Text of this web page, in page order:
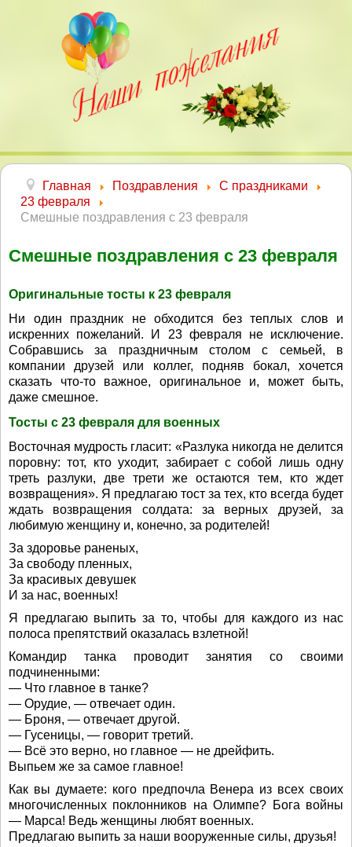
Главная Поздравления
С праздниками
23 февраля
Смешные поздравления с 23 февраля
Смешные поздравления с 23 февраля
Оригинальные тосты к 23 февраля
Ни один праздник не обходится без теплых слов и
искренних пожеланий. И 23 февраля не исключение.
Собравшись за праздничным столом с семьей, в
компании друзей или коллег, подняв бокал, хочется
сказать что-то важное, оригинальное и, может быть,
даже смешное.
Тосты с 23 февраля для военных
Восточная мудрость гласит: «Разлука никогда не делится
поровну: тот, кто уходит, забирает с собой лишь одну
треть разлуки, две трети же остаются тем, кто ждет
возвращения». Я предлагаю тост за тех, кто всегда будет
ждать возвращения солдата: за верных друзей, за
любимую женщину и, конечно, за родителей!
За здоровье раненых,
За свободу пленных,
За красивых девушек
И за нас, военных!
Я предлагаю выпить за то, чтобы для каждого из нас
полоса препятствий оказалась взлетной!
Командир танка проводит занятия со своими
подчиненными:
— Что главное в танке?
— Орудие, — отвечает один.
— Броня, — отвечает другой.
— Гусеницы, — говорит третий.
— Всё это верно, но главное — не дрейфить.
Выпьем же за самое главное!
Как вы думаете: кого предпочла Венера из всех своих
многочисленных поклонников на Олимпе? Бога войны
— Марса! Ведь женщины любят военных.
Предлагаю выпить за наши вооруженные силы, друзья!